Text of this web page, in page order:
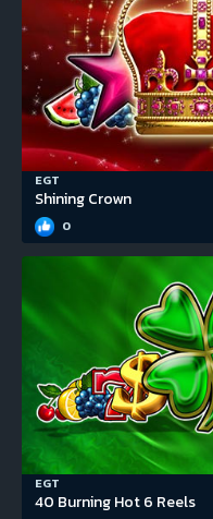
EGT
Shining Crown
0
EGT
40 Burning Hot 6 Reels